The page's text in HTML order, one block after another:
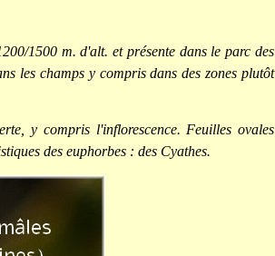
1500 m. d'alt. et présente dans le parc des
les champs y compris dans des zones plutôt
y compris l'inflorescence. Feuilles ovales
des euphorbes : des Cyathes.